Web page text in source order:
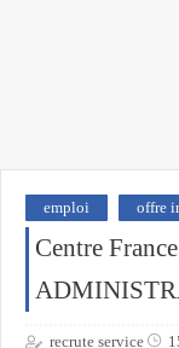
emploi offre
Centre
recrute service